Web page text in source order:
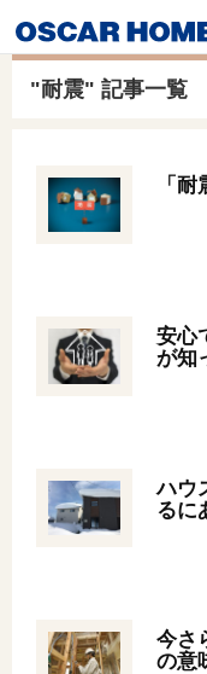
"耐震" 記事一覧
「
安心
が知
ハウ
るに
今さ
の意